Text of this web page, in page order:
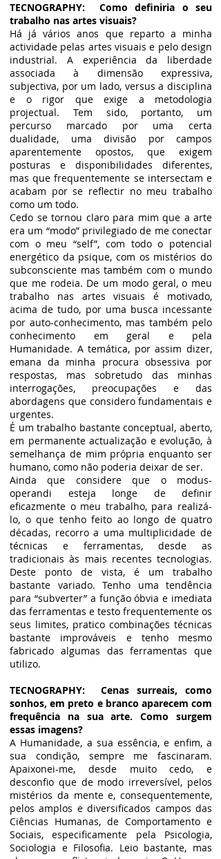
TECNOGRAPHY: Como definiria o seu
trabalho nas artes visuais?
Há já vários anos que reparto a minha
actividade pelas artes visuais e pelo design
industrial. A experiência da liberdade
associada à dimensão expressiva,
subjectiva, por um lado, versus a disciplina
e o rigor que exige a metodologia
projectual. Tem sido, portanto, um
percurso marcado por uma certa
dualidade, uma divisão por campos
aparentemente opostos, que exigem
posturas e disponibilidades diferentes,
mas que frequentemente se intersectam e
acabam por se reflectir no meu trabalho
como um todo.
Cedo se tornou claro para mim que a arte
era um “modo” privilegiado de me conectar
com o meu “self”, com todo o potencial
energético da psique, com os mistérios do
subconsciente mas também com o mundo
que me rodeia. De um modo geral, o meu
trabalho nas artes visuais é motivado,
acima de tudo, por uma busca incessante
por auto-conhecimento, mas também pelo
conhecimento em geral e pela
Humanidade. A temática, por assim dizer,
emana da minha procura obsessiva por
respostas, mas sobretudo das minhas
interrogações, preocupações e das
abordagens que considero fundamentais e
urgentes.
É um trabalho bastante conceptual, aberto,
em permanente actualização e evolução, à
semelhança de mim própria enquanto ser
humano, como não poderia deixar de ser.
Ainda que considere que o modus-
operandi esteja longe de definir
eficazmente o meu trabalho, para realizá-
lo, o que tenho feito ao longo de quatro
décadas, recorro a uma multiplicidade de
técnicas e ferramentas, desde as
tradicionais às mais recentes tecnologias.
Deste ponto de vista, é um trabalho
bastante variado. Tenho uma tendência
para “subverter” a função óbvia e imediata
das ferramentas e testo frequentemente os
seus limites, pratico combinações técnicas
bastante improváveis e tenho mesmo
fabricado algumas das ferramentas que
utilizo.
TECNOGRAPHY: Cenas surreais, como
sonhos, em preto e branco aparecem com
frequência na sua arte. Como surgem
essas imagens?
A Humanidade, a sua essência, e enfim, a
sua condição, sempre me fascinaram.
Apaixonei-me, desde muito cedo, e
desconfio que de modo irreversível, pelos
mistérios da mente e, consequentemente,
pelos amplos e diversificados campos das
Ciências Humanas, de Comportamento e
Sociais, especificamente pela Psicologia,
Sociologia e Filosofia. Leio bastante, mas